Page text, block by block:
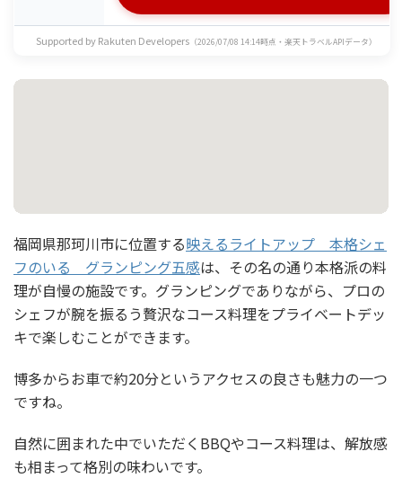
Supported by Rakuten Developers （2026/07/08 14:14時点・楽天トラベルAPIデータ）
福岡県那珂川市に位置する映えるライトアップ 本格シェ
フのいる グランピング五感は、その名の通り本格派の料
理が自慢の施設です。グランピングでありながら、プロの
シェフが腕を振るう贅沢なコース料理をプライベートデッ
キで楽しむことができます。
博多からお車で約20分というアクセスの良さも魅力の一つ
ですね。
自然に囲まれた中でいただくBBQやコース料理は、解放感
も相まって格別の味わいです。